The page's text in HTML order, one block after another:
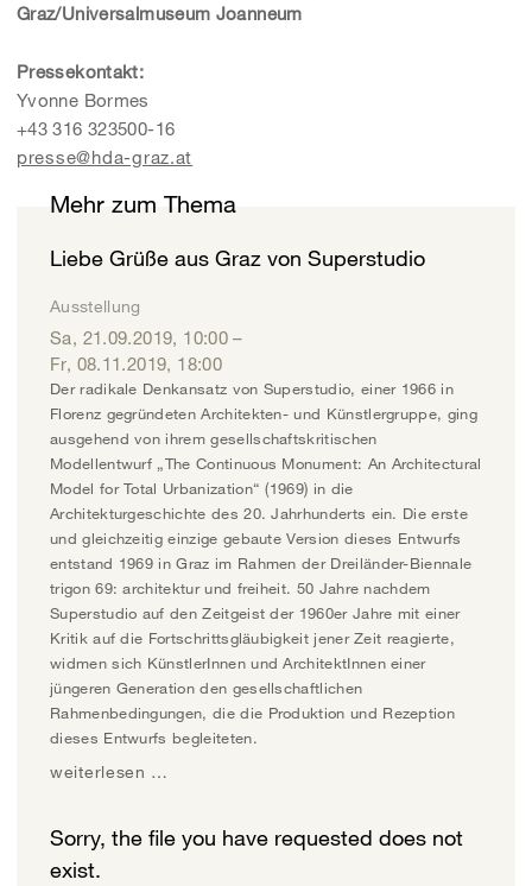
Graz/Universalmuseum Joanneum
Pressekontakt:
Yvonne Bormes
+43 316 323500-16
presse@hda-graz.at
Mehr zum Thema
Liebe Grüße aus Graz von Superstudio
Ausstellung
Sa, 21.09.2019, 10:00 –
Fr, 08.11.2019, 18:00
Der radikale Denkansatz von Superstudio, einer 1966 in
Florenz gegründeten Architekten- und Künstlergruppe, ging
ausgehend von ihrem gesellschaftskritischen
Modellentwurf „The Continuous Monument: An Architectural
Model for Total Urbanization“ (1969) in die
Architekturgeschichte des 20. Jahrhunderts ein. Die erste
und gleichzeitig einzige gebaute Version dieses Entwurfs
entstand 1969 in Graz im Rahmen der Dreiländer-Biennale
trigon 69: architektur und freiheit. 50 Jahre nachdem
Superstudio auf den Zeitgeist der 1960er Jahre mit einer
Kritik auf die Fortschrittsgläubigkeit jener Zeit reagierte,
widmen sich KünstlerInnen und ArchitektInnen einer
jüngeren Generation den gesellschaftlichen
Rahmenbedingungen, die die Produktion und Rezeption
dieses Entwurfs begleiteten.
weiterlesen …
Sorry, the file you have requested does not
exist.